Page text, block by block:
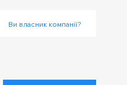
Ви власник компанії?